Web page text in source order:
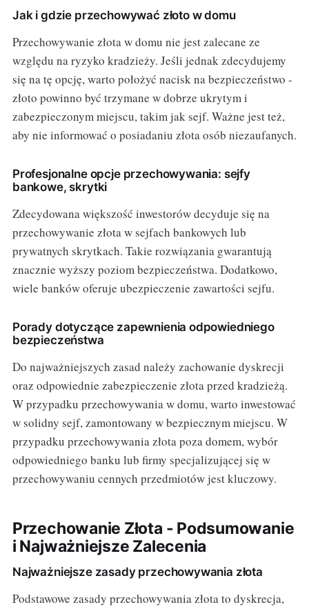
Jak i gdzie przechowywać złoto w domu
Przechowywanie złota w domu nie jest zalecane ze
względu na ryzyko kradzieży. Jeśli jednak zdecydujemy
się na tę opcję, warto położyć nacisk na bezpieczeństwo -
złoto powinno być trzymane w dobrze ukrytym i
zabezpieczonym miejscu, takim jak sejf. Ważne jest też,
aby nie informować o posiadaniu złota osób niezaufanych.
Profesjonalne opcje przechowywania: sejfy
bankowe, skrytki
Zdecydowana większość inwestorów decyduje się na
przechowywanie złota w sejfach bankowych lub
prywatnych skrytkach. Takie rozwiązania gwarantują
znacznie wyższy poziom bezpieczeństwa. Dodatkowo,
wiele banków oferuje ubezpieczenie zawartości sejfu.
Porady dotyczące zapewnienia odpowiedniego
bezpieczeństwa
Do najważniejszych zasad należy zachowanie dyskrecji
oraz odpowiednie zabezpieczenie złota przed kradzieżą.
W przypadku przechowywania w domu, warto inwestować
w solidny sejf, zamontowany w bezpiecznym miejscu. W
przypadku przechowywania złota poza domem, wybór
odpowiedniego banku lub firmy specjalizującej się w
przechowywaniu cennych przedmiotów jest kluczowy.
Przechowanie Złota - Podsumowanie
i Najważniejsze Zalecenia
Najważniejsze zasady przechowywania złota
Podstawowe zasady przechowywania złota to dyskrecja,